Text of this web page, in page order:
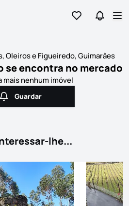
Ir para osIr para
Oleiros e Figueiredo, Guimarães
se encontra no mercado
mais nenhum imóvel
Guardar
Guardar
lhe...